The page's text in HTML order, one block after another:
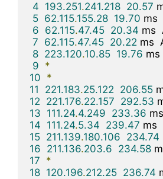
4 193.251.241.218 20.57
5 62.115.155.28 19.70 ms
6 62.115.47.45 20.34 ms
7 62.115.47.45 20.22 ms
8 223.120.10.85 19.76 ms
9 *
10 *
11
221.183.25.122 206.55
12 221.176.22.157 292.53
13 111.24.4.249 233.36
14 111.24.5.34 239.47 ms
15 211.139.180.106 234.74
16 211.136.203.6 234.58
17 *
18 120.196.212.25 236.74